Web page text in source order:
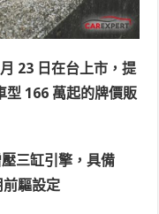
23 日在台上市，提
型 166 萬起的牌價販
三缸引擎，具備
驅設定